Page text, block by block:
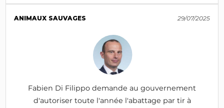
ANIMAUX SAUVAGES 29/07/2025
Fabien Di Filippo demande au gouvernement
d'autoriser toute l'année l'abattage par tir à